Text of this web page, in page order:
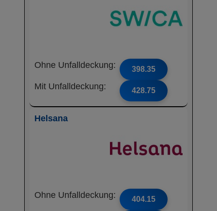
Ohne Unfalldeckung: 398.35
Mit Unfalldeckung: 428.75
Helsana
Ohne Unfalldeckung: 404.15